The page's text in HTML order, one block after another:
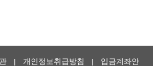
| 개인정보취급방침 |
입금계좌안